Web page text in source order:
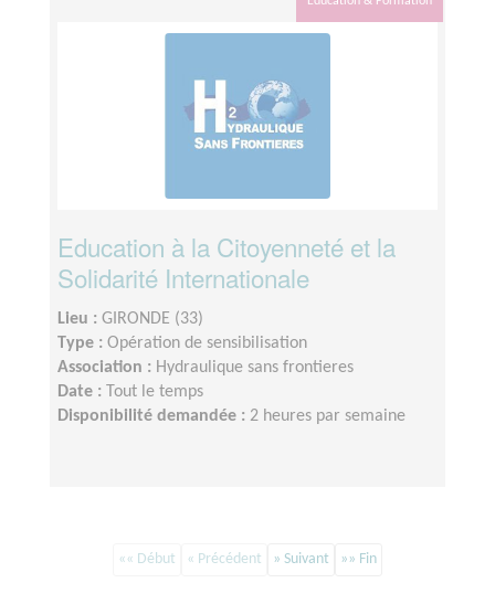
Education à la Citoyenneté et la
Solidarité Internationale
Lieu : GIRONDE (33)
Type : Opération de sensibilisation
Association : Hydraulique sans frontieres
Date :
Tout le temps
Disponibilité demandée : 2 heures par semaine
«« Début « Précédent » Suivant »» Fin